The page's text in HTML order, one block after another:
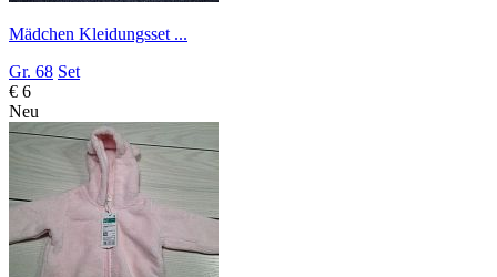
Mädchen Kleidungsset ...
Gr. 68 Set
€ 6
Neu